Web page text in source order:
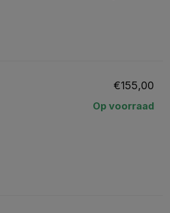
€155,00
Op voorraad